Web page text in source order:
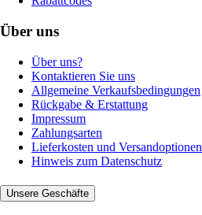
Über uns
Über uns?
Kontaktieren Sie uns
Allgemeine Verkaufsbedingungen
Rückgabe & Erstattung
Impressum
Zahlungsarten
Lieferkosten und Versandoptionen
Hinweis zum Datenschutz
Unsere Geschäfte